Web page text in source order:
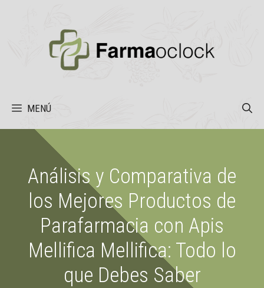
MENÚ
Análisis y Comparativa de
los Mejores Productos de
Parafarmacia con Apis
Mellifica Mellifica: Todo lo
que Debes Saber